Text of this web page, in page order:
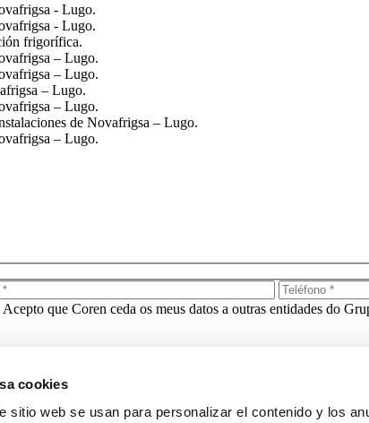
cookies
sitio web se usan para personalizar el contenido y los
- Lugo.
- Lugo.
frigorífica.
– Lugo.
– Lugo.
– Lugo.
– Lugo.
de Novafrigsa – Lugo.
– Lugo.
Acepto que Coren ceda os meus datos a outras entidades do